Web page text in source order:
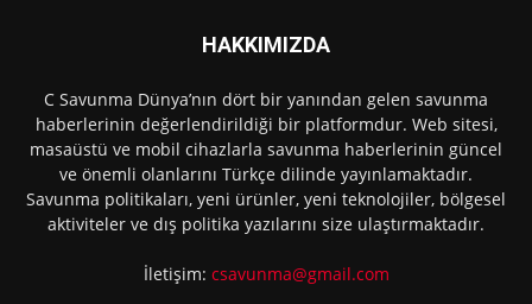
HAKKIMIZDA
C Savunma Dünya’nın dört bir yanından gelen savunma
haberlerinin değerlendirildiği bir platformdur. Web sitesi,
masaüstü ve mobil cihazlarla savunma haberlerinin güncel
ve önemli olanlarını Türkçe dilinde yayınlamaktadır.
Savunma politikaları, yeni ürünler, yeni teknolojiler, bölgesel
aktiviteler ve dış politika yazılarını size ulaştırmaktadır.
İletişim: csavunma@gmail.com